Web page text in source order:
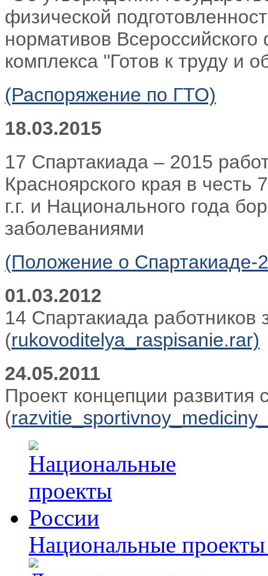
физической
нормативов Всероссийского
комплекса "Готов к труду и
(Распоряжение по ГТО)
18.03.2015
17 Спартакиада – 2015
Красноярского края в
г.г. и Национального года
заболеваниями
(Положение о Спартакиаде-
01.03.2012
14 Спартакиада работников
(rukovoditelya_raspisanie.rar)
24.05.2011
Проект концепции развития
(
Национальные